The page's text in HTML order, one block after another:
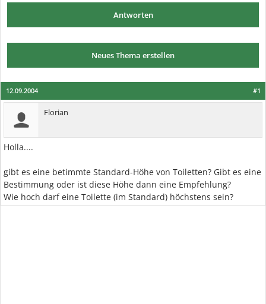
Antworten
Neues Thema erstellen
#1
12.09.2004
Florian
Holla....
gibt es eine betimmte Standard-Höhe von Toiletten? Gibt es eine
Bestimmung oder ist diese Höhe dann eine Empfehlung?
Wie hoch darf eine Toilette (im Standard) höchstens sein?